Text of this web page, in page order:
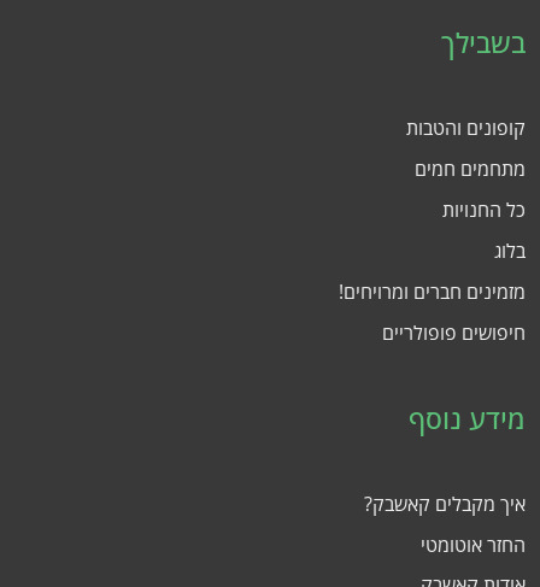
בשבילך
קופונים והטבות
מתחמים חמים
כל החנויות
בלוג
מזמינים חברים ומרויחים!
חיפושים פופולריים
מידע נוסף
איך מקבלים קאשבק?
החזר אוטומטי